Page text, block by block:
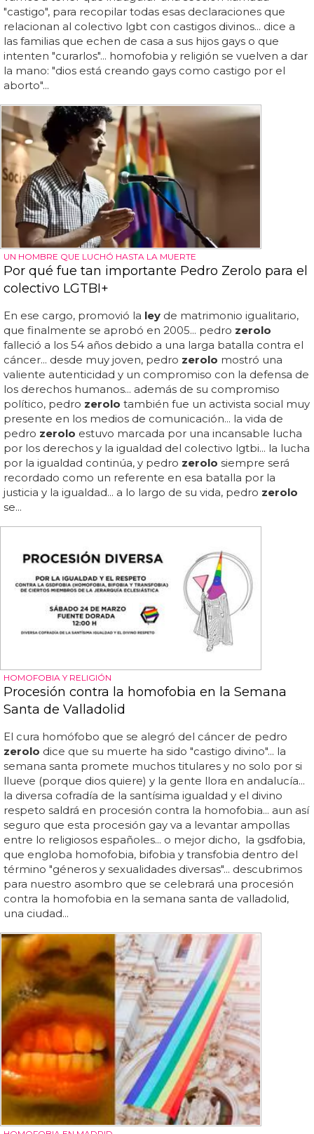
"castigo", para recopilar todas esas declaraciones que
relacionan al colectivo lgbt con castigos divinos... dice a
las familias que echen de casa a sus hijos gays o que
intenten "curarlos"... homofobia y religión se vuelven a dar
la mano: "dios está creando gays como castigo por el
aborto"...
UN HOMBRE QUE LUCHÓ HASTA LA MUERTE
Por qué fue tan importante Pedro Zerolo para el
colectivo LGTBI+
En ese cargo, promovió la ley de matrimonio igualitario,
que finalmente se aprobó en 2005... pedro zerolo
falleció a los 54 años debido a una larga batalla contra el
cáncer... desde muy joven, pedro zerolo mostró una
valiente autenticidad y un compromiso con la defensa de
los derechos humanos... además de su compromiso
político, pedro zerolo también fue un activista social muy
presente en los medios de comunicación... la vida de
pedro zerolo estuvo marcada por una incansable lucha
por los derechos y la igualdad del colectivo lgtbi... la lucha
por la igualdad continúa, y pedro zerolo siempre será
recordado como un referente en esa batalla por la
justicia y la igualdad... a lo largo de su vida, pedro zerolo
se...
HOMOFOBIA Y RELIGIÓN
Procesión contra la homofobia en la Semana
Santa de Valladolid
El cura homófobo que se alegró del cáncer de pedro
zerolo dice que su muerte ha sido "castigo divino"... la
semana santa promete muchos titulares y no solo por si
llueve (porque dios quiere) y la gente llora en andalucía...
la diversa cofradía de la santísima igualdad y el divino
respeto saldrá en procesión contra la homofobia... aun así
seguro que esta procesión gay va a levantar ampollas
entre lo religiosos españoles... o mejor dicho, la gsdfobia,
que engloba homofobia, bifobia y transfobia dentro del
término "géneros y sexualidades diversas"... descubrimos
para nuestro asombro que se celebrará una procesión
contra la homofobia en la semana santa de valladolid,
una ciudad...